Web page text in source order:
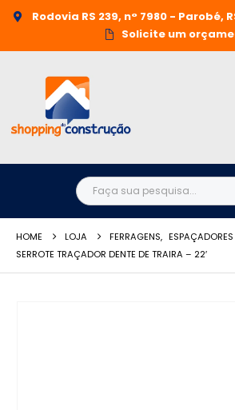
Rodovia RS 239, n° 7980 - Parobé,
Solicite um
HOME LOJA FERRAGENS, ESPAÇADORES
SERROTE TRAÇADOR DENTE DE TRAIRA – 22′